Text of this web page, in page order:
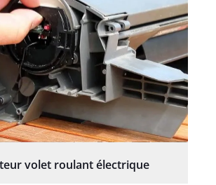
volet roulant électrique